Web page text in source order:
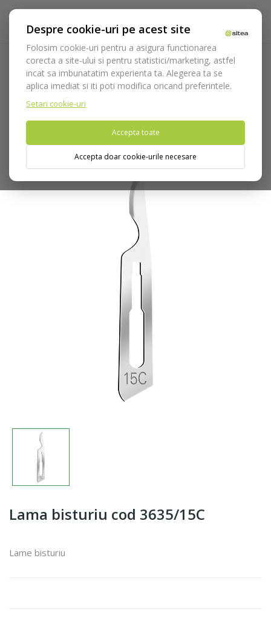
Despre cookie-uri pe acest site
Folosim cookie-uri pentru a asigura functionarea
corecta a site-ului si pentru statistici/marketing, astfel
incat sa imbunatatim experienta ta. Alegerea ta se
aplica imediat si iti poti modifica oricand preferintele.
Setari cookie-uri
Accepta toate
Accepta doar cookie-urile necesare
Acasa Instrumentar Chirurgie si implantologie
Bisturiu
Lama bisturiu cod 3635/15C
Nu puteti plasa comenzi din tara din care accesati website-ul
Lama bisturiu cod 3635/15C
Lame bisturiu